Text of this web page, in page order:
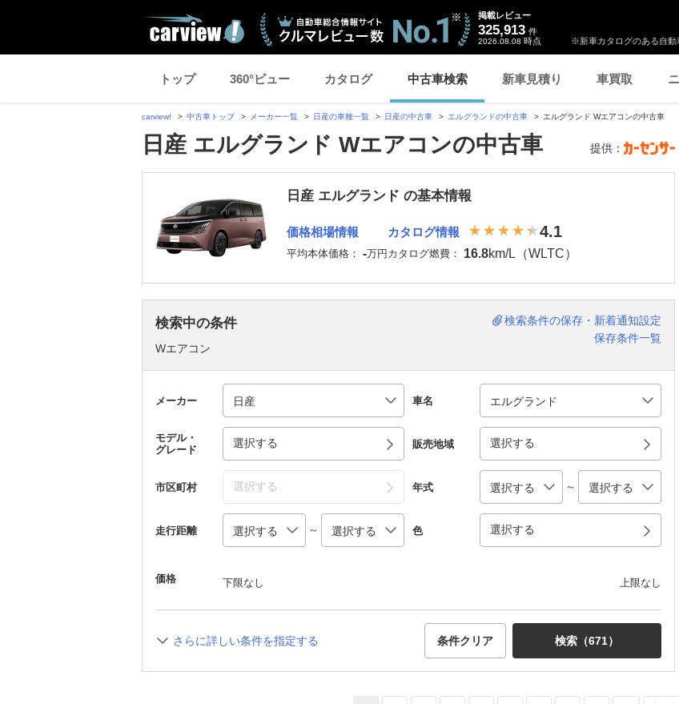
※新車カタログのある自動
掲載レビュー
325,913 件
2026.08.08 時点
トップ 360°ビュー カタログ 中古車検索 新車見積り 車買取
carview! 中古車トップ メーカー一覧 日産の車種一覧 日産の中古車 エルグランドの中古車 エルグランド Wエアコンの中古車
日産 エルグランド Wエアコンの中古車 提供：
日産 エルグランド の基本情報
価格相場情報
平均本体価格： -万円
カタログ情報 4.1
カタログ燃費： 16.8km/L（WLTC）
検索中の条件
Wエアコン
検索条件の保存・新着通知設定
保存条件一覧
メーカー 車名
モデル・
グレード
選択する 販売地域 選択する
市区町村 選択する 年式 ～
走行距離 ～ 色 選択する
価格 下限なし 上限なし
さらに詳しい条件を指定する 条件クリア 検索（671）